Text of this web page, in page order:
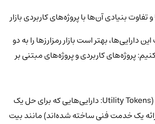
بنیادی آن‌ها با پروژه‌های کاربردی بازار
دارایی‌ها، بهتر است بازار رمزارزها را به دو
پروژه‌های کاربردی و پروژه‌های مبتنی بر
پروژه‌های کاربردی (Utility Tokens: دارایی‌هایی که برای حل یک
یک خدمت فنی ساخته شده‌اند) مانند بیت